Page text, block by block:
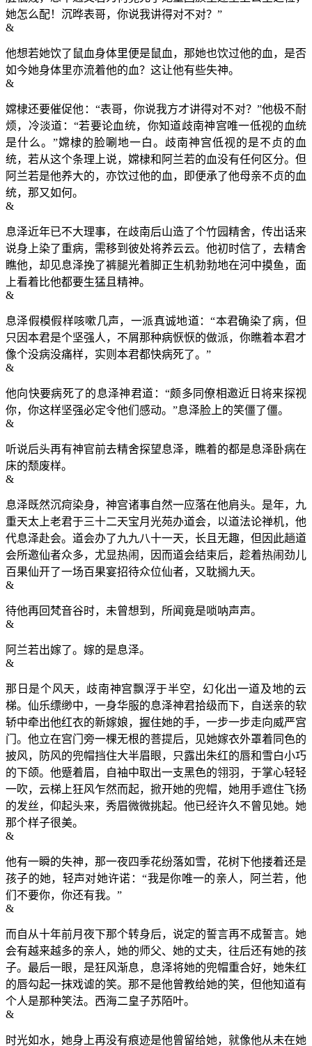
她怎么配！沉晔表哥，你说我讲得对不对？”
&
他想若她饮了鼠血身体里便是鼠血，那她也饮过他的血，是否
如今她身体里亦流着他的血？这让他有些失神。
&
嫦棣还要催促他：“表哥，你说我方才讲得对不对？”他极不耐
烦，冷淡道：“若要论血统，你知道歧南神宫唯一低视的血统
是什么。”嫦棣的脸唰地一白。歧南神宫低视的是不贞的血
统，若从这个条理上说，嫦棣和阿兰若的血没有任何区分。但
阿兰若是他养大的，亦饮过他的血，即便承了他母亲不贞的血
统，那又如何。
&
息泽近年已不大理事，在歧南后山造了个竹园精舍，传出话来
说身上染了重病，需移到彼处将养云云。他初时信了，去精舍
瞧他，却见息泽挽了裤腿光着脚正生机勃勃地在河中摸鱼，面
上看着比他都要生猛且精神。
&
息泽假模假样咳嗽几声，一派真诚地道：“本君确染了病，但
只因本君是个坚强人，不屑那种病恹恹的做派，你瞧着本君才
像个没病没痛样，实则本君都快病死了。”
&
他向快要病死了的息泽神君道：“颇多同僚相邀近日将来探视
你，你这样坚强必定令他们感动。”息泽脸上的笑僵了僵。
&
听说后头再有神官前去精舍探望息泽，瞧着的都是息泽卧病在
床的颓废样。
&
息泽既然沉疴染身，神宫诸事自然一应落在他肩头。是年，九
重天太上老君于三十二天宝月光苑办道会，以道法论禅机，他
代息泽赴会。道会办了九九八十一天，长且无趣，但因此趟道
会所邀仙者众多，尤显热闹，因而道会结束后，趁着热闹劲儿
百果仙开了一场百果宴招待众位仙者，又耽搁九天。
&
待他再回梵音谷时，未曾想到，所闻竟是唢呐声声。
&
阿兰若出嫁了。嫁的是息泽。
&
那日是个风天，歧南神宫飘浮于半空，幻化出一道及地的云
梯。仙乐缥缈中，一身华服的息泽神君拾级而下，自送亲的软
轿中牵出他红衣的新嫁娘，握住她的手，一步一步走向威严宫
门。他立在宫门旁一棵无根的菩提后，见她嫁衣外罩着同色的
披风，防风的兜帽挡住大半眉眼，只露出朱红的唇和雪白小巧
的下颌。他蹙着眉，自袖中取出一支黑色的翎羽，于掌心轻轻
一吹，云梯上狂风乍然而起，掀开她的兜帽，她用手遮住飞扬
的发丝，仰起头来，秀眉微微挑起。他已经许久不曾见她。她
那个样子很美。
&
他有一瞬的失神，那一夜四季花纷落如雪，花树下他搂着还是
孩子的她，轻声对她许诺：“我是你唯一的亲人，阿兰若，他
们不要你，你还有我。”
&
而自从十年前月夜下那个转身后，说定的誓言再不成誓言。她
会有越来越多的亲人，她的师父、她的丈夫，往后还有她的孩
子。最后一眼，是狂风渐息，息泽将她的兜帽重合好，她朱红
的唇勾起一抹戏谑的笑。那不是他曾教给她的笑，但他知道有
个人是那种笑法。西海二皇子苏陌叶。
&
时光如水，她身上再没有痕迹是他曾留给她，就像他从未在她